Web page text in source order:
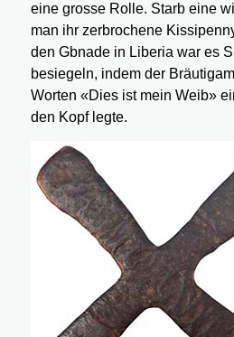
eine grosse Rolle. Starb eine
man ihr zerbrochene
den Gbnade in Liberia war es
besiegeln, indem der
Worten «Dies ist mein Weib»
den Kopf legte.